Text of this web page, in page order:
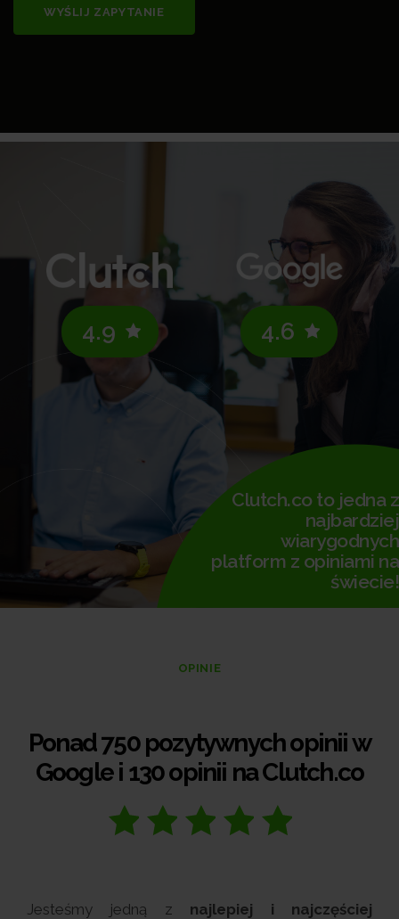
WYŚLIJ ZAPYTANIE
4.9 4.6
Clutch.co to jedna z
najbardziej
wiarygodnych
platform z opiniami na
świecie!
OPINIE
Ponad 750 pozytywnych opinii w
Google i 130 opinii na Clutch.co
Jesteśmy jedną z najlepiej i najczęściej